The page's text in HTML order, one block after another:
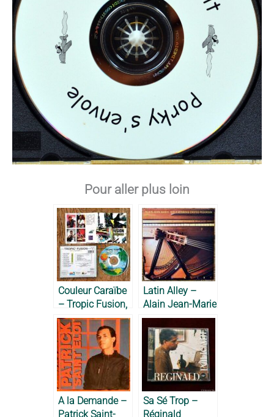
Pour aller plus loin
Couleur Caraïbe
– Tropic Fusion,
1992
Latin Alley –
Alain Jean-Marie
& NHOP, 1988
A la Demande –
Patrick Saint-
Sa Sé Trop –
Réginald